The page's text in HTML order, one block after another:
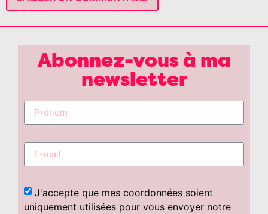
Abonnez-vous à ma
newsletter
J'accepte que mes coordonnées soient
uniquement utilisées pour vous envoyer notre